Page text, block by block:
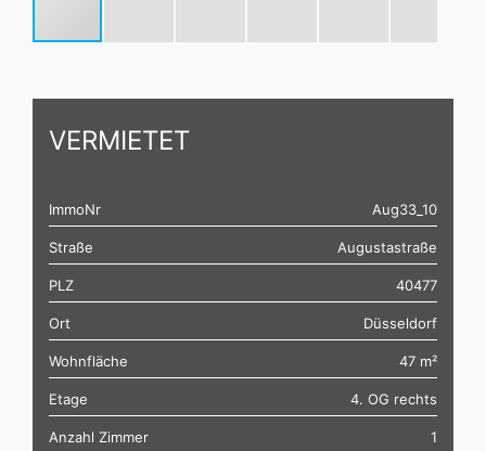
VERMIETET
ImmoNr Aug33_10
Straße Augustastraße
PLZ 40477
Ort Düsseldorf
Wohnfläche 47 m²
Etage 4. OG rechts
Anzahl Zimmer 1